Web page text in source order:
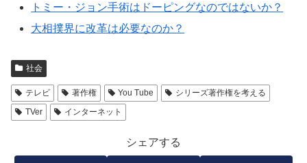
トミー・ジョン手術はドーピングなのではないか？
大相撲界に改革は必要なのか？
社会
テレビ 著作権 You Tube
シリーズ著作権を考える
TVer
インターネット
シェアする